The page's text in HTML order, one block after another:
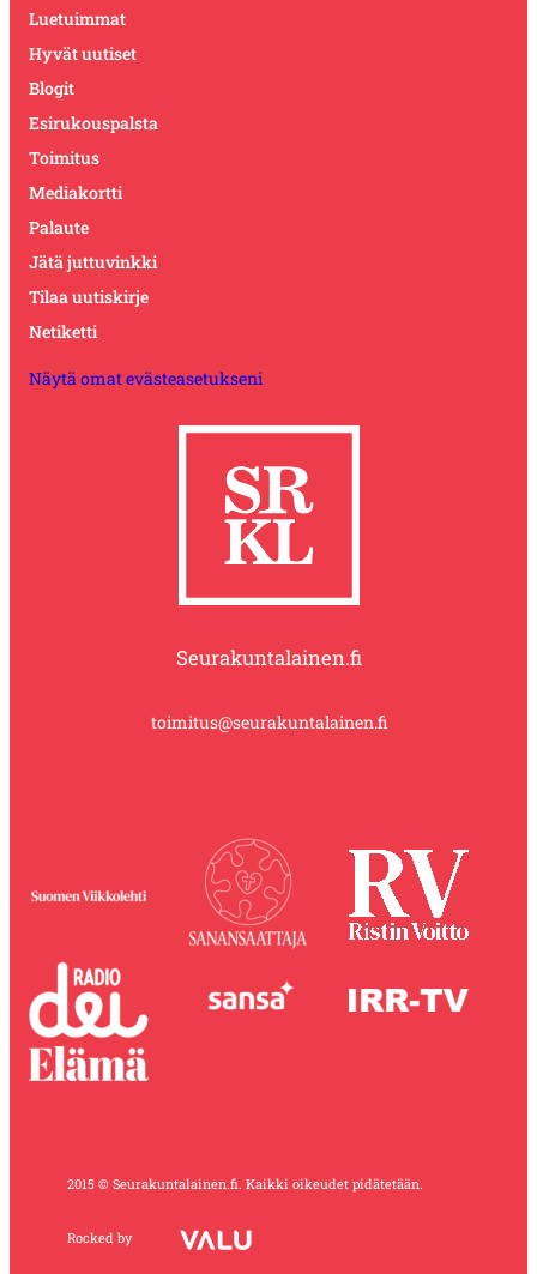
Luetuimmat
Hyvät uutiset
Blogit
Esirukouspalsta
Toimitus
Mediakortti
Palaute
Jätä juttuvinkki
Tilaa uutiskirje
Netiketti
Näytä omat evästeasetukseni
Seurakuntalainen.fi
toimitus@seurakuntalainen.fi
2015 © Seurakuntalainen.fi. Kaikki oikeudet pidätetään.
Rocked by